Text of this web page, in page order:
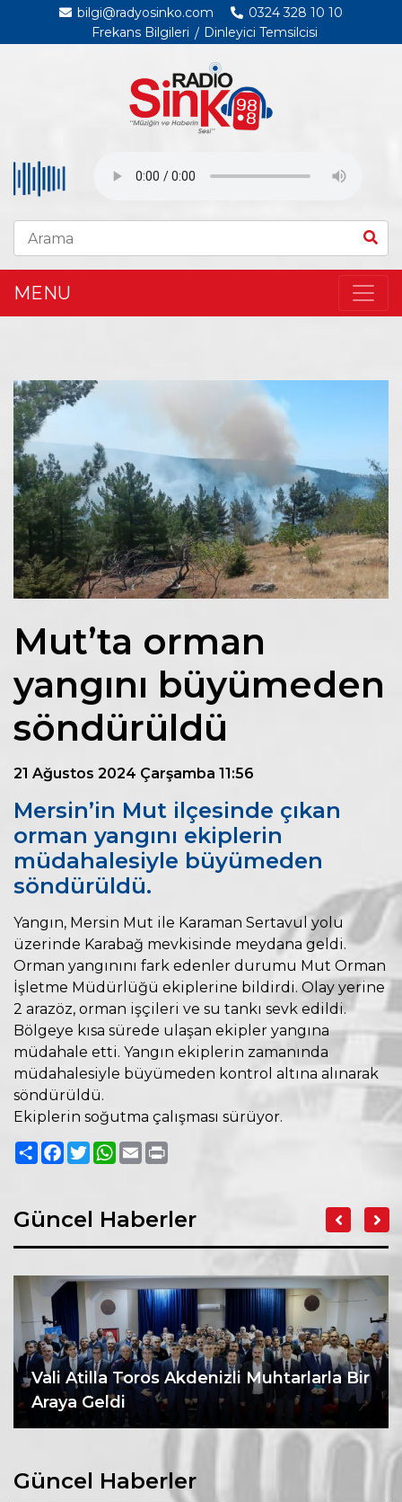
bilgi@radyosinko.com
0324 328 10 10
Frekans Bilgileri
Dinleyici Temsilcisi
MENU
Mut’ta orman
yangını büyümeden
söndürüldü
21 Ağustos 2024 Çarşamba 11:56
Mersin’in Mut ilçesinde çıkan
orman yangını ekiplerin
müdahalesiyle büyümeden
söndürüldü.
Yangın, Mersin Mut ile Karaman Sertavul yolu
üzerinde Karabağ mevkisinde meydana geldi.
Orman yangınını fark edenler durumu Mut Orman
İşletme Müdürlüğü ekiplerine bildirdi. Olay yerine
2 arazöz, orman işçileri ve su tankı sevk edildi.
Bölgeye kısa sürede ulaşan ekipler yangına
müdahale etti. Yangın ekiplerin zamanında
müdahalesiyle büyümeden kontrol altına alınarak
söndürüldü.
Ekiplerin soğutma çalışması sürüyor.
PaylaşFacebook
TwitterWhatsApp
Email
Güncel Haberler
Vali Atilla Toros Akdenizli Muhtarlarla Bir
Araya Geldi
Güncel Haberler